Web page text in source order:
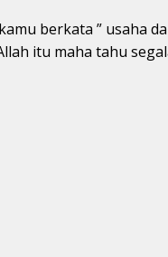
berkata ” usaha
itu maha tahu